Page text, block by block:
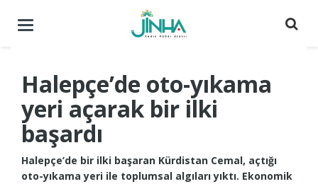
Menüyü
Halepçe’de oto-yıkama
yeri açarak bir ilki
başardı
Halepçe’de bir ilki başaran Kürdistan Cemal, açtığı
oto-yıkama yeri ile toplumsal algıları yıktı. Ekonomik